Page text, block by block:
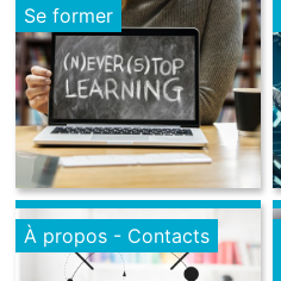
Se former
À propos - Contacts